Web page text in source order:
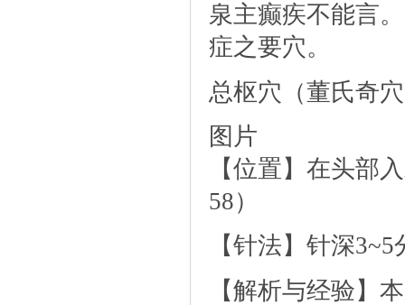
泉主癫疾不能言
症之要穴。
总枢穴（董氏奇
图片
【位置】在头部
58）
【针法】针深
【解析与经验】